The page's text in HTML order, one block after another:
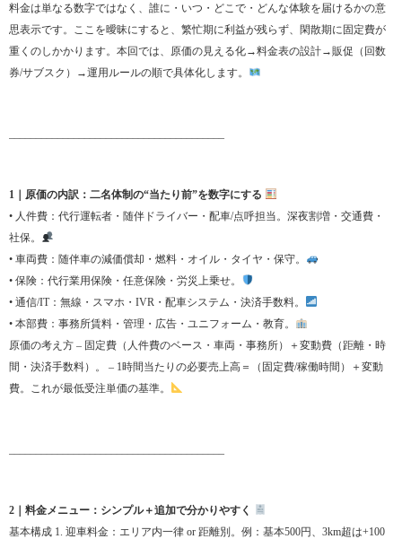
料金は単なる数字ではなく、誰に・いつ・どこで・どんな体験を届けるかの意
思表示です。ここを曖昧にすると、繁忙期に利益が残らず、閑散期に固定費が
重くのしかかります。本回では、原価の見える化→料金表の設計→販促（回数
券/サブスク）→運用ルールの順で具体化します。
1｜原価の内訳：二名体制の“当たり前”を数字にする
• 人件費：代行運転者・随伴ドライバー・配車/点呼担当。深夜割増・交通費・
社保。
• 車両費：随伴車の減価償却・燃料・オイル・タイヤ・保守。
• 保険：代行業用保険・任意保険・労災上乗せ。
• 通信/IT：無線・スマホ・IVR・配車システム・決済手数料。
• 本部費：事務所賃料・管理・広告・ユニフォーム・教育。
原価の考え方 – 固定費（人件費のベース・車両・事務所）＋変動費（距離・時
間・決済手数料）。 – 1時間当たりの必要売上高＝（固定費/稼働時間）＋変動
費。これが最低受注単価の基準。
2｜料金メニュー：シンプル＋追加で分かりやすく
基本構成 1. 迎車料金：エリア内一律 or 距離別。例：基本500円、3km超は+100